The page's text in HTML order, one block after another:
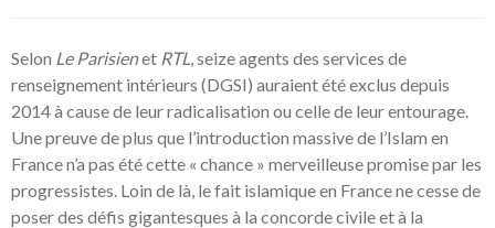
Selon Le Parisienet RTL , seize agents des services de
renseignement intérieurs (DGSI) auraient été exclus depuis
2014 à cause de leur radicalisation ou celle de leur entourage.
Une preuve de plus que l’introduction massive de l’Islam en
France n’a pas été cette « chance » merveilleuse promise par les
progressistes. Loin de là, le fait islamique en France ne cesse de
poser des défis gigantesques à la concorde civile et à la